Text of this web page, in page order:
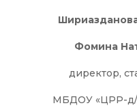
Фомина
директор,
МБДОУ «ЦРР-д/